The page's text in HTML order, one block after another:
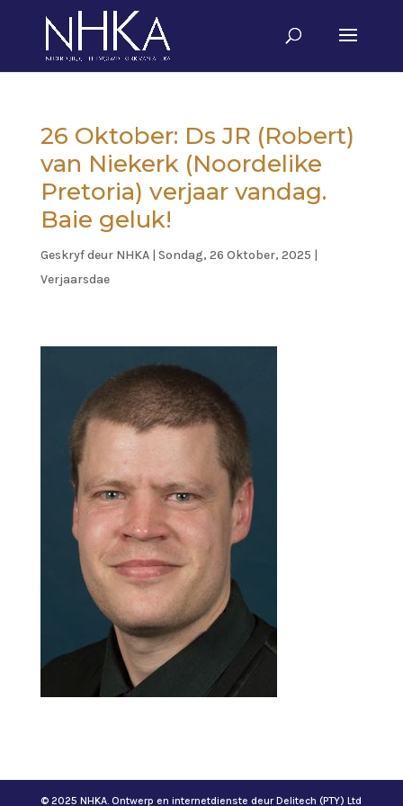
26 Oktober: Ds JR (Robert)
van Niekerk (Noordelike
Pretoria) verjaar vandag.
Baie geluk!
Geskryf deur NHKA| Sondag, 26 Oktober, 2025 |
Verjaarsdae
© 2025 NHKA. Ontwerp en internetdienste deur Delitech (PTY) Ltd